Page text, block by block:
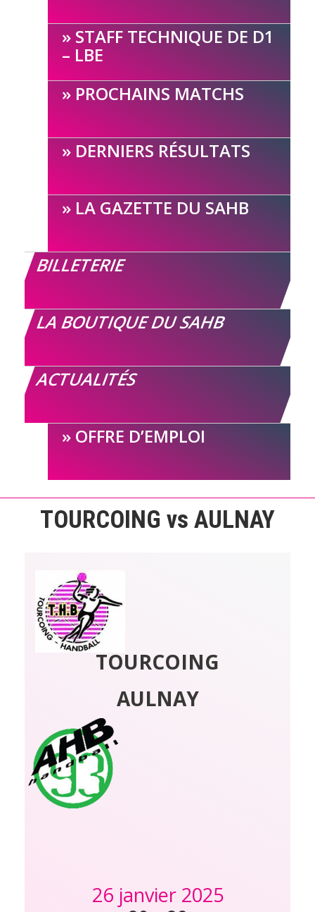
STAFF TECHNIQUE DE D1
– LBE
PROCHAINS MATCHS
DERNIERS RÉSULTATS
LA GAZETTE DU SAHB
BILLETERIE
LA BOUTIQUE DU SAHB
ACTUALITÉS
OFFRE D’EMPLOI
TOURCOING vs AULNAY
TOURCOING
AULNAY
26 janvier 2025